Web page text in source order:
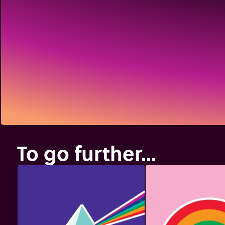
To go further...